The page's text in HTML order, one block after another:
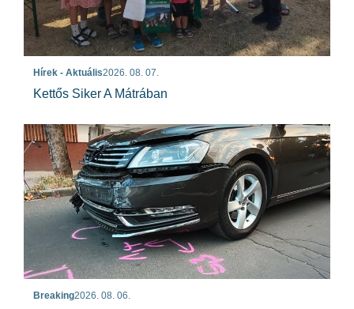
Hírek - Aktuális2026. 08. 07.
Kettős Siker A Mátrában
Breaking2026. 08. 06.